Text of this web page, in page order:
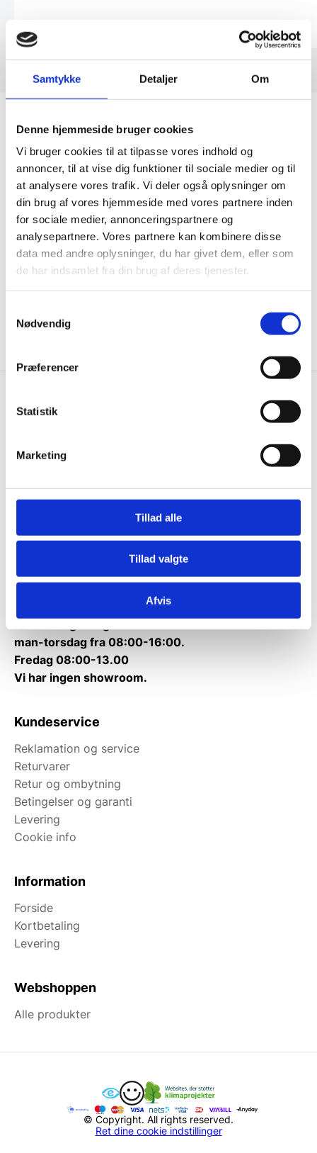
Samtykke Detaljer Om
Denne hjemmeside bruger cookies
Vi bruger cookies til at tilpasse vores indhold og
annoncer, til at vise dig funktioner til sociale medier og til
at analysere vores trafik. Vi deler også oplysninger om
din brug af vores hjemmeside med vores partnere inden
for sociale medier, annonceringspartnere og
analysepartnere. Vores partnere kan kombinere disse
data med andre oplysninger, du har givet dem, eller som
de har indsamlet fra din brug af deres tjenester.
Nødvendig
Præferencer
Statistik
Marketing
Tillad alle
Tillad valgte
Afvis
Få de bedste tilbud først!
Husk at tilmelde dig vores nyhedsbrev og vær først
til de bedste tilbud. Og bare rolig, vi spammer dig
ikke, men sender kun relevante tilbud og
informationer til dig.
Gastrobutikken.dk
Rømersvej 33
CVR: 38952986
Kontakt@gastrobutikken.dk
Mandag til torsdag: 10:00 – 14:00.
man-torsdag fra 08:00-16:00.
Fredag 08:00-13.00
Vi har ingen showroom.
Kundeservice
Reklamation og service
Returvarer
Retur og ombytning
Betingelser og garanti
Levering
Cookie info
Information
Forside
Kortbetaling
Levering
Webshoppen
Alle produkter
© Copyright. All rights reserved.
Ret dine cookie indstillinger